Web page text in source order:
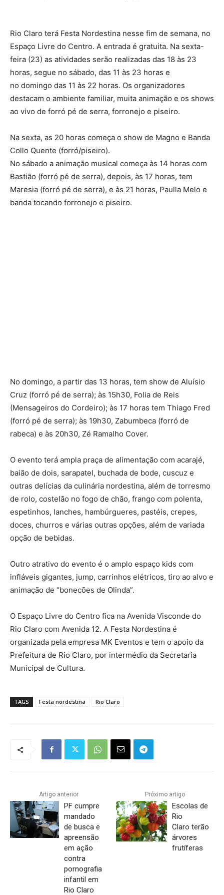
Rio Claro terá Festa Nordestina nesse fim de semana, no
Espaço Livre do Centro. A entrada é gratuita. Na sexta-
feira (23) as atividades serão realizadas das 18 às 23
horas, segue no sábado, das 11 às 23 horas e
no domingo das 11 às 22 horas. Os organizadores
destacam o ambiente familiar, muita animação e os shows
ao vivo de forró pé de serra, forronejo e piseiro.
Na sexta, as 20 horas começa o show de Magno e Banda
Collo Quente (forró/piseiro).
No sábado a animação musical começa às 14 horas com
Bastião (forró pé de serra), depois, às 17 horas, tem
Maresia (forró pé de serra), e às 21 horas, Paulla Melo e
banda tocando forronejo e piseiro.
No domingo, a partir das 13 horas, tem show de Aluísio
Cruz (forró pé de serra); às 15h30, Folia de Reis
(Mensageiros do Cordeiro); às 17 horas tem Thiago Fred
(forró pé de serra); às 19h30, Zabumbeca (forró de
rabeca) e às 20h30, Zé Ramalho Cover.
O evento terá ampla praça de alimentação com acarajé,
baião de dois, sarapatel, buchada de bode, cuscuz e
outras delícias da culinária nordestina, além de torresmo
de rolo, costelão no fogo de chão, frango com polenta,
espetinhos, lanches, hambúrgueres, pastéis, crepes,
doces, churros e várias outras opções, além de variada
opção de bebidas.
Outro atrativo do evento é o amplo espaço kids com
infláveis gigantes, jump, carrinhos elétricos, tiro ao alvo e
animação de “bonecões de Olinda”.
O Espaço Livre do Centro fica na Avenida Visconde do
Rio Claro com Avenida 12. A Festa Nordestina é
organizada pela empresa MK Eventos e tem o apoio da
Prefeitura de Rio Claro, por intermédio da Secretaria
Municipal de Cultura.
TAGS Festa nordestina Rio Claro
Artigo anterior
PF cumpre
mandado
de busca e
apreensão
em ação
contra
pornografia
infantil em
Rio Claro
Próximo artigo
Escolas de
Rio
Claro terão
árvores
frutíferas